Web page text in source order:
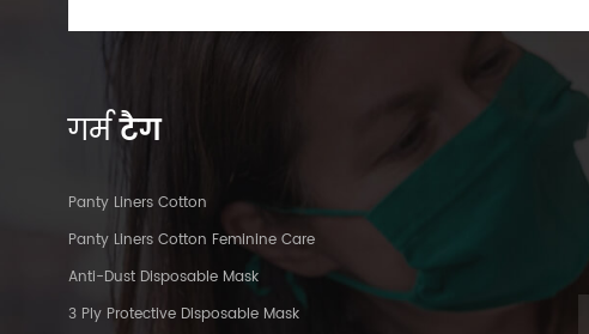
गर्मटैग
Panty Liners Cotton
Panty Liners Cotton Feminine Care
Anti-Dust Disposable Mask
3 Ply Protective Disposable Mask